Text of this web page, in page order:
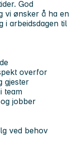
God
vi ønsker å ha en
i arbeidsdagen til
overfor
gjester
team
jobber
ved behov